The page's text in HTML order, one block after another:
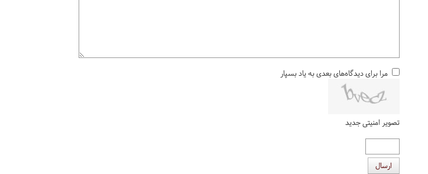
مرا برای دیدگاه‌های بعدی به یاد بسپار
تصویر امنیتی جدید
ارسال